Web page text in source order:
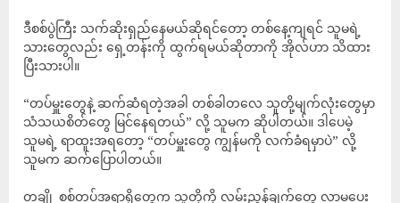
ဒီစစ်ပွဲကြီး သက်ဆိုးရှည်နေမယ်ဆိုရင်တော့ တစ်နေ့ကျရင် သူမရဲ့
သားတွေလည်း ရှေ့တန်းကို ထွက်ရမယ်ဆိုတာကို အိုလ်ဟာ သိထား
ပြီးသားပါ။
“တပ်မှူးတွေနဲ့ ဆက်ဆံရတဲ့အခါ တစ်ခါတလေ သူတို့မျက်လုံးတွေမှာ
သံသယစိတ်တွေ မြင်နေရတယ်” လို့ သူမက ဆိုပါတယ်။ ဒါပေမဲ့
သူမရဲ့ ရာထူးအရတော့ “တပ်မှူးတွေ ကျွန်မကို လက်ခံရမှာပဲ” လို့
သူမက ဆက်ပြောပါတယ်။
တချို့ စစ်တပ်အရာရှိတွေက သူတို့ကို လမ်းညွှန်ချက်တွေ လာမပေး